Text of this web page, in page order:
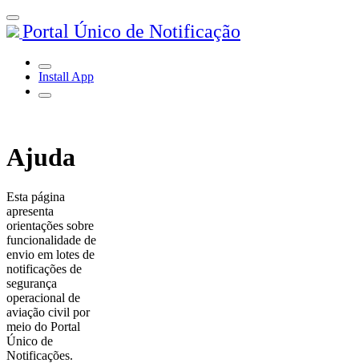
Portal Único de Notificação
Install App
Ajuda
Esta página
apresenta
orientações sobre
funcionalidade de
envio em lotes de
notificações de
segurança
operacional de
aviação civil por
meio do Portal
Único de
Notificações.